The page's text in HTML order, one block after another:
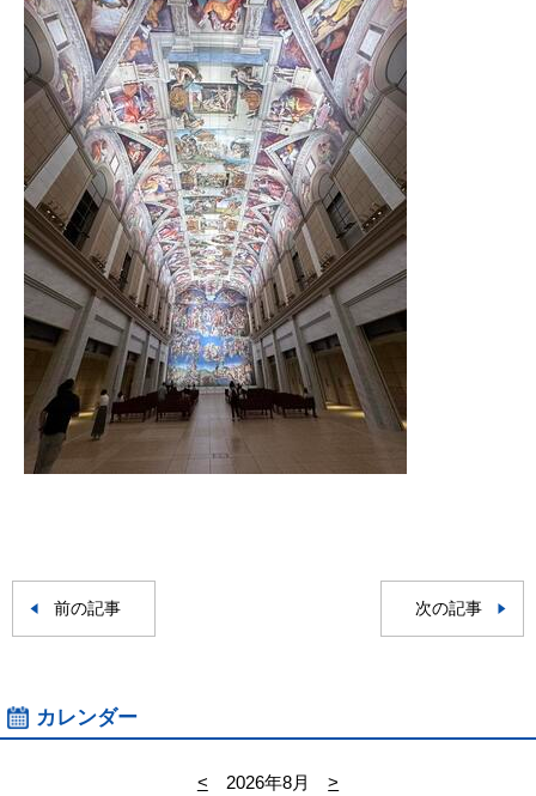
前の記事 次の記事
カレンダー
< 2026年8月
>